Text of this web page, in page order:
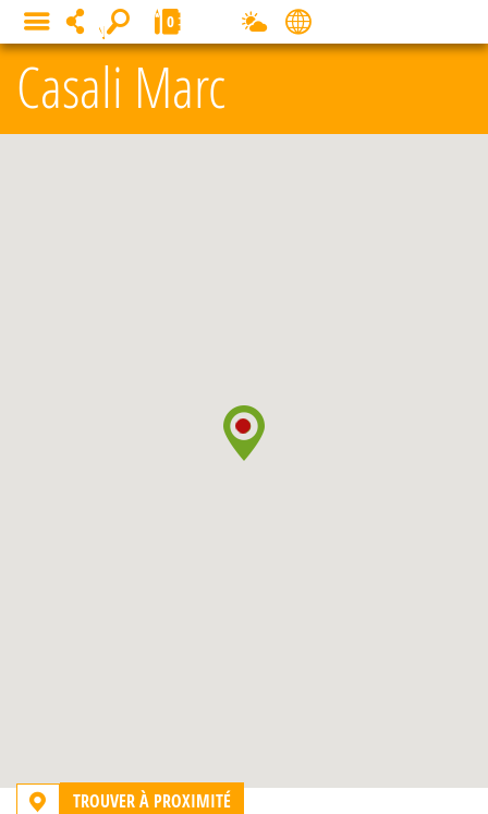
Casali Marc
TROUVER À PROXIMITÉ
MENU 0
Panneau de gestion des cookies